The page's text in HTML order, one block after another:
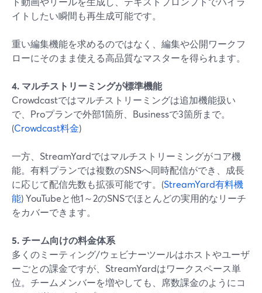
イトしたい瞬間も再生成可能です。
重い編集機能を求めるのではなく、編集や公開ワークフ
ローにそのまま使える高品質なマスターを得られます。
4. マルチストリーミングが標準機能
Crowdcastではマルチストリーミングは追加機能扱い
で、Proプランで外部1箇所、Businessで3箇所まで。
(Crowdcast料金)
一方、StreamYardではマルチストリーミングがコア機
能。有料プランでは複数のSNSへ同時配信ができ、成長
に応じて配信先数も拡張可能です。(StreamYard有料機
能) YouTubeと他1～2のSNSでほとんどの実用的なリーチ
をカバーできます。
5. チーム向けの料金体系
多くのミーティング/ウェビナーツールはホストやユーザ
ーごとの課金ですが、StreamYardはワークスペース単
位。チームメンバーを増やしても、席数課金のようにコ